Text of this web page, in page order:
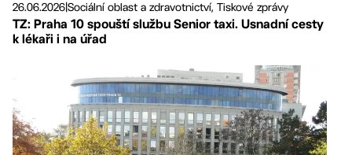
26.06.2026Sociální oblast a zdravotnictví, Tiskové zprávy
TZ: Praha 10 spouští službu Senior taxi. Usnadní cesty
k lékaři i na úřad